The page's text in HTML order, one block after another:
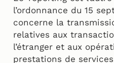
l’ordonnance du 15
concerne la
relatives aux
l’étranger et aux
prestations de